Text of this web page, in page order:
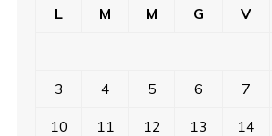
L
M M G V
3 4 5 6 7
10 11 12 13 14